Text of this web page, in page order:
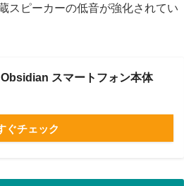
スピーカーの低音が強化されてい
スマートフォン本体
ぐチェック